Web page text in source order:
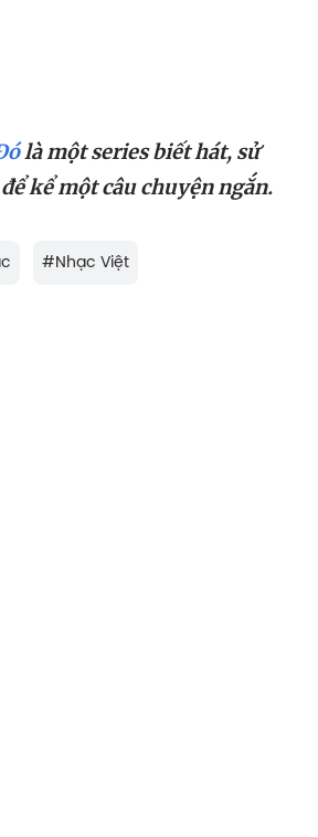
là một series biết hát, sử
kể một câu chuyện ngắn.
#Nhạc Việt